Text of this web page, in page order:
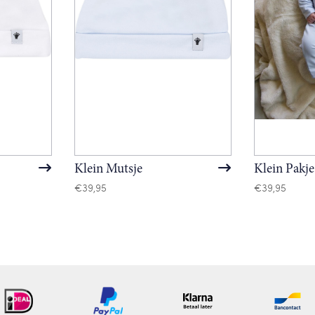
Klein Mutsje
€39,95
Klein Pakje
€39,95